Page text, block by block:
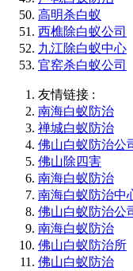
高明杀白蚁
西樵除白蚁公司
九江除白蚁中心
官窑杀白蚁公司
友情链接 :
南海白蚁防治
禅城白蚁防治
佛山白蚁防治公
佛山除四害
南海白蚁防治
南海白蚁防治中
佛山白蚁防治公
南海白蚁防治
佛山白蚁防治所
佛山白蚁防治